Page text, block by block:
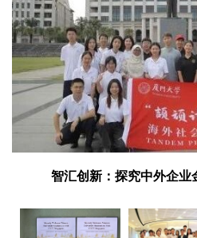
智汇创新：探究中外企业